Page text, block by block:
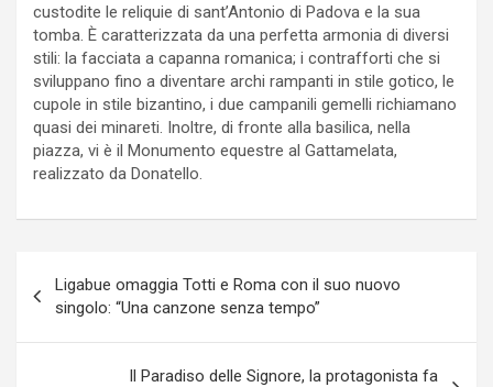
custodite le reliquie di sant’Antonio di Padova e la sua
tomba. È caratterizzata da una perfetta armonia di diversi
stili: la facciata a capanna romanica; i contrafforti che si
sviluppano fino a diventare archi rampanti in stile gotico, le
cupole in stile bizantino, i due campanili gemelli richiamano
quasi dei minareti. Inoltre, di fronte alla basilica, nella
piazza, vi è il Monumento equestre al Gattamelata,
realizzato da Donatello.
articoli
Ligabue omaggia Totti e Roma con il suo nuovo
singolo: “Una canzone senza tempo”
Il Paradiso delle Signore, la protagonista fa